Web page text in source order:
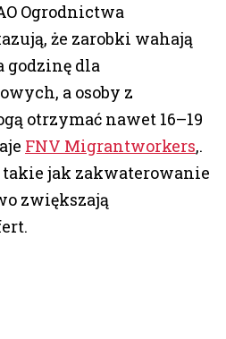
Ogrodnictwa
że zarobki wahają
godzinę dla
a osoby z
otrzymać nawet 16–19
FNV Migrantworkers,.
takie jak zakwaterowanie
zwiększają